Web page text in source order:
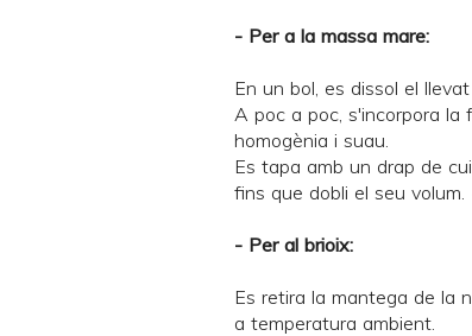
- Per a la massa mare:
En un bol, es dissol el
A poc a poc, s'incorpora la
homogènia i suau.
Es tapa amb un drap de
fins que dobli el seu
- Per al brioix:
Es retira la mantega de la
a temperatura ambient.